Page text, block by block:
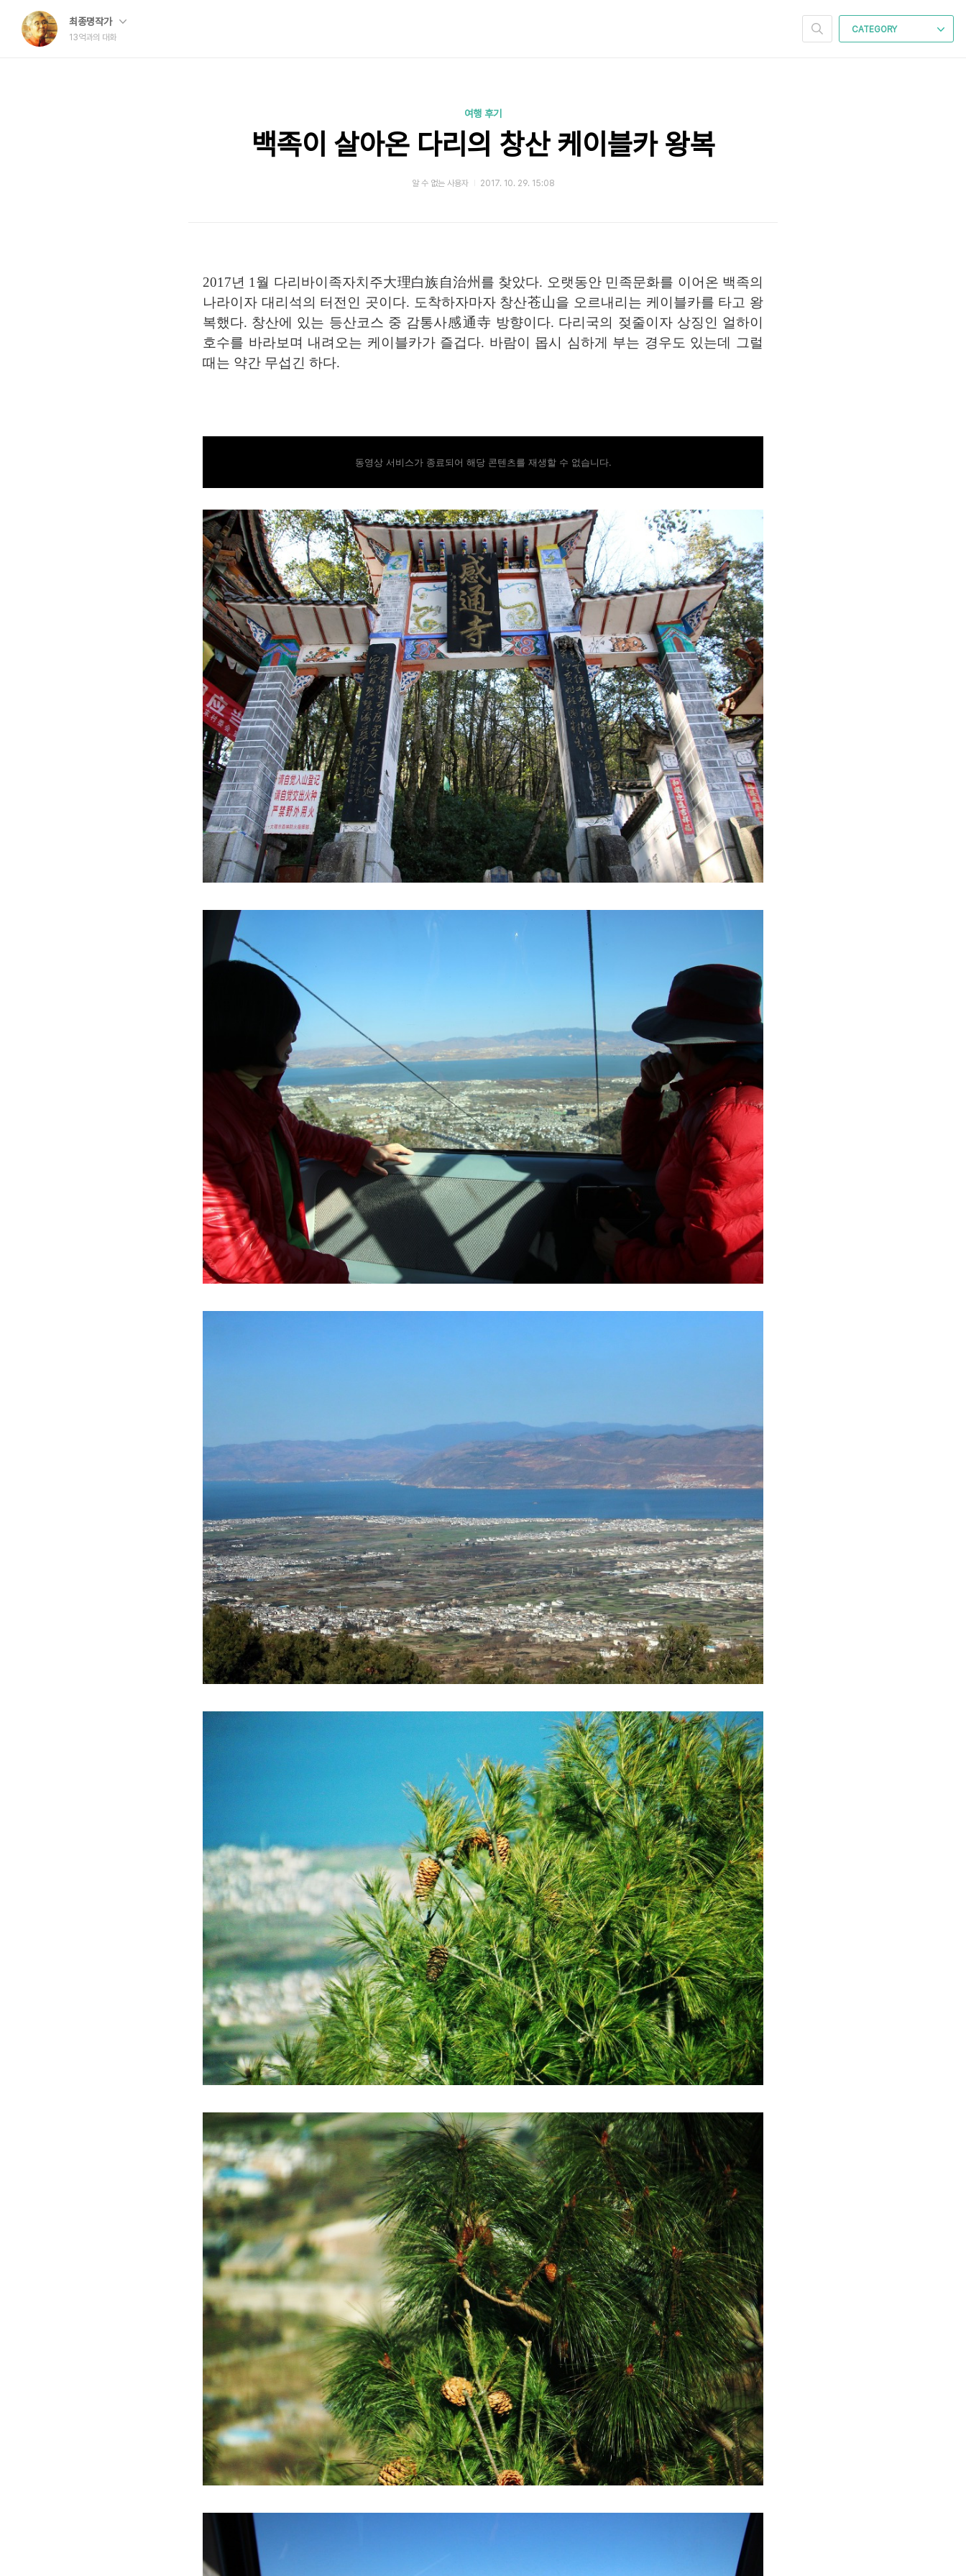
최종명작가
13억과의 대화
CATEGORY
여행 후기
백족이 살아온 다리의 창산 케이블카 왕복
알 수 없는 사용자 2017. 10. 29. 15:08
2017년 1월 다리바이족자치주大理白族自治州를 찾았다. 오랫동안 민족문화를 이어온 백족의
나라이자 대리석의 터전인 곳이다. 도착하자마자 창산苍山을 오르내리는 케이블카를 타고 왕
복했다. 창산에 있는 등산코스 중 감통사感通寺 방향이다. 다리국의 젖줄이자 상징인 얼하이
호수를 바라보며 내려오는 케이블카가 즐겁다. 바람이 몹시 심하게 부는 경우도 있는데 그럴
때는 약간 무섭긴 하다.
동영상 서비스가 종료되어 해당 콘텐츠를 재생할 수 없습니다.